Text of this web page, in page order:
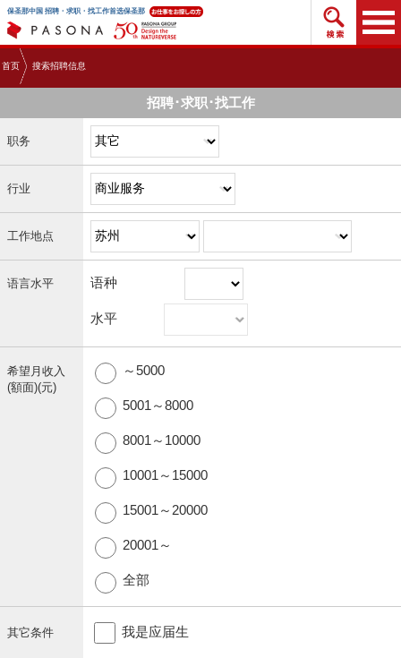
保圣那中国 招聘・求职・找工作首选保圣那 搜索
首页 搜索招聘信息
招聘･求职･找工作
职务
行业
工作地点
语言水平 语种
水平
希望月收入
(額面)(元)
～5000
5001～8000
8001～10000
10001～15000
15001～20000
20001～
全部
其它条件 我是应届生